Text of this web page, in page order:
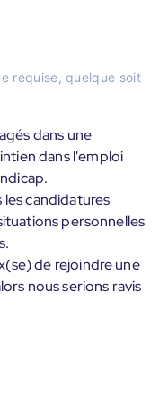
requise, quelque soit
dans une
dans l'emploi
candidatures
personnelles
de rejoindre une
nous serions ravis